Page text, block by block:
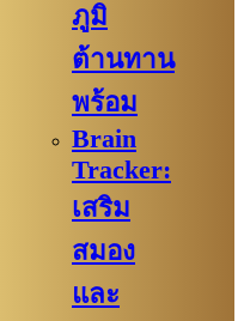
ภูมิ
ต้านทาน
พร้อม
Brain
Tracker:
เสริม
สมอง
และ